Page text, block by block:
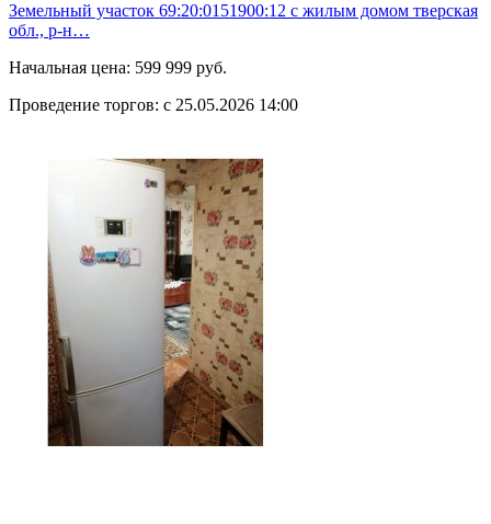
Земельный участок 69:20:0151900:12 с жилым домом тверская
обл., р-н…
Начальная цена: 599 999 руб.
Проведение торгов: с 25.05.2026 14:00